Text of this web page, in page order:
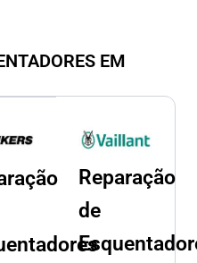
EM
Reparação
de